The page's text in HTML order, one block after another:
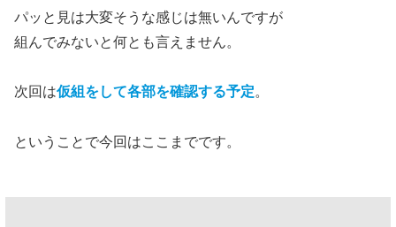
パッと見は大変そうな感じは無いんですが
組んでみないと何とも言えません。
次回は仮組をして各部を確認する予定。
ということで今回はここまでです。